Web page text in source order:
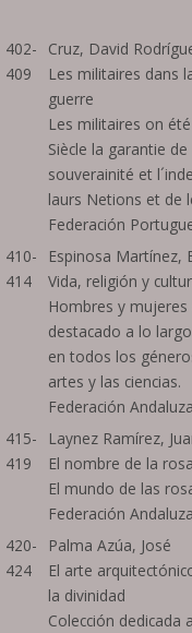
402-
409
Cruz, David
Les militaires dans
guerre
Les militaires on
Siècle la garantie
souverainité et
laurs Netions et de
Federación
410-
414
Espinosa Martínez,
Vida, religión y
Hombres y mujeres
destacado a lo
en todos los
artes y las ciencias.
Federación Andaluza
415-
419
Laynez Ramírez,
El nombre de la rosa
El mundo de las
Federación Andaluza
420-
424
Palma Azúa, José
El arte
la divinidad
Colección dedicada